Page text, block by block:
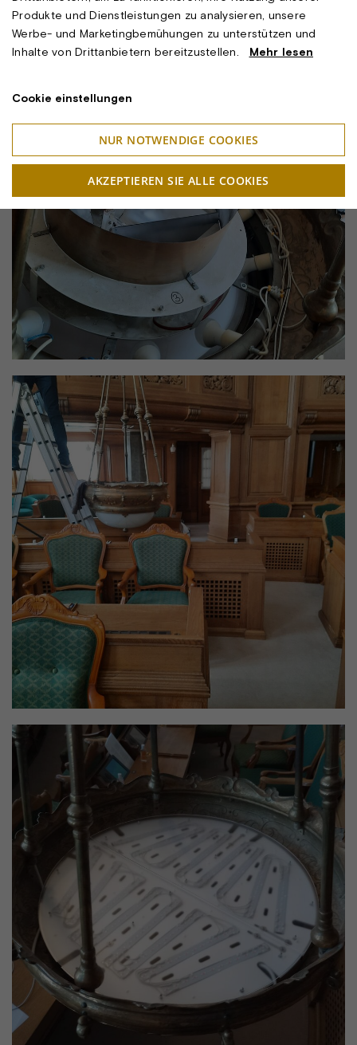
Produkte und Dienstleistungen zu analysieren, unsere
Werbe- und Marketingbemühungen zu unterstützen und
Inhalte von Drittanbietern bereitzustellen. Mehr lesen
Cookie einstellungen
NUR NOTWENDIGE COOKIES
AKZEPTIEREN SIE ALLE COOKIES